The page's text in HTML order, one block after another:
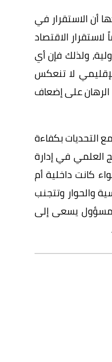
أن الاستقرار في
الاقتصاد
ولذلك فإن أي
لا تنعكس
الرهان على إضعاف
التحديات بكفاءة
العلمي في إدارة
كانت داخلية أم
والحوار وتتجنب
مسؤول يسعى إلى